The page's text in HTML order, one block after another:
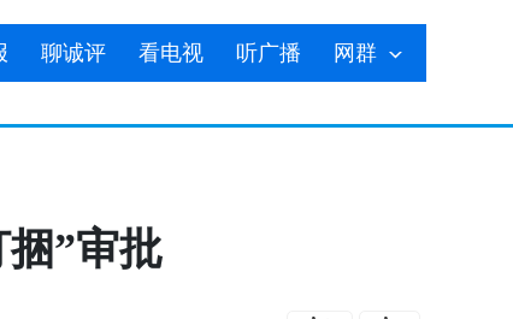
聊诚评 看电视 听广播 网群
”审批